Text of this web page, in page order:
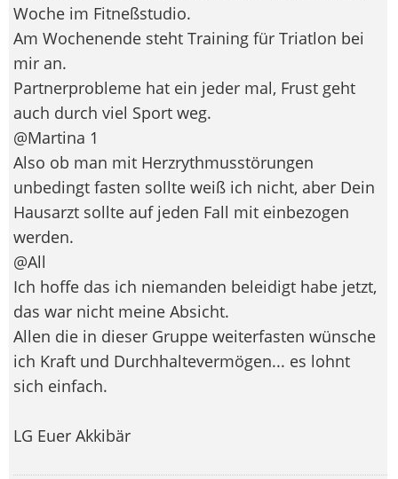
Woche im Fitneßstudio.
Am Wochenende steht Training für Triatlon bei
mir an.
Partnerprobleme hat ein jeder mal, Frust geht
auch durch viel Sport weg.
@Martina 1
Also ob man mit Herzrythmusstörungen
unbedingt fasten sollte weiß ich nicht, aber Dein
Hausarzt sollte auf jeden Fall mit einbezogen
werden.
@All
Ich hoffe das ich niemanden beleidigt habe jetzt,
das war nicht meine Absicht.
Allen die in dieser Gruppe weiterfasten wünsche
ich Kraft und Durchhaltevermögen... es lohnt
sich einfach.
LG Euer Akkibär